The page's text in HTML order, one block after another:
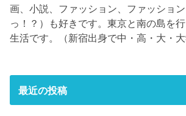
画、小説、ファッション、ファッション
っ！？）も好きです。東京と南の島を
生活です。（新宿出身で中・高・大・大
最近の投稿